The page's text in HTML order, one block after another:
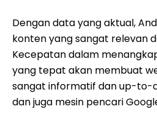
Dengan data yang aktual,
konten yang sangat relevan
Kecepatan dalam
yang tepat akan membuat
sangat informatif dan up-to-
dan juga mesin pencari